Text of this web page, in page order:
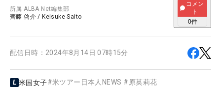
所属ALBA Net編集部
齊藤 啓介 / Keisuke Saito
コメン
ト
0件
配信日時： 2024年8月14日 07時15分
米国女子#米ツアー日本人NEWS #原英莉花